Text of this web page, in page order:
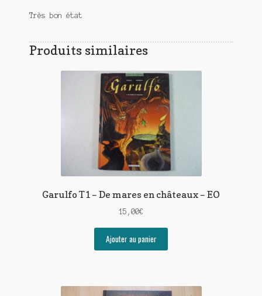
Très bon état
Produits similaires
Garulfo T1 – De mares en châteaux – EO
15,00€
Ajouter au panier